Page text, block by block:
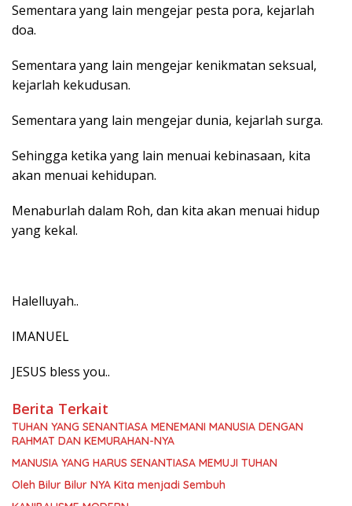
Sementara yang lain mengejar pesta pora, kejarlah
doa.
Sementara yang lain mengejar kenikmatan seksual,
kejarlah kekudusan.
Sementara yang lain mengejar dunia, kejarlah surga.
Sehingga ketika yang lain menuai kebinasaan, kita
akan menuai kehidupan.
Menaburlah dalam Roh, dan kita akan menuai hidup
yang kekal.
Halelluyah..
IMANUEL
JESUS bless you..
Berita Terkait
TUHAN YANG SENANTIASA MENEMANI MANUSIA DENGAN
RAHMAT DAN KEMURAHAN-NYA
MANUSIA YANG HARUS SENANTIASA MEMUJI TUHAN
Oleh Bilur Bilur NYA Kita menjadi Sembuh